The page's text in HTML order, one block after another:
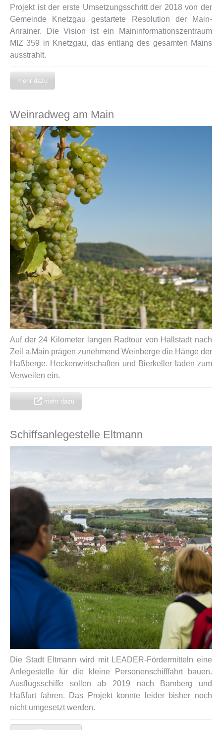
Projekt ist der erste Umsetzungsschritt der 2018 von der
Gemeinde Knetzgau gestartete Resolution der Main-
Anrainer. Die Vision ist ein Maininformationszentraum
MIZ 359 in Knetzgau, das entlang des gesamten Mains
ausstrahlt.
mehr dazu
Weinradweg am Main
Auf der 24 Kilometer langen Radtour von Hallstadt nach
Zeil a.Main prägen zunehmend Weinberge die Hänge der
Haßberge. Heckenwirtschaften und Bierkeller laden zum
Verweilen ein.
mehr dazu
Schiffsanlegestelle Eltmann
Die Stadt Eltmann wird mit LEADER-Fördermitteln eine
Anlegestelle für die kleine Personenschifffahrt bauen.
Ausflugsschiffe sollen ab 2019 nach Bamberg und
Haßfurt fahren. Das Projekt konnte leider bisher noch
nicht umgesetzt werden.